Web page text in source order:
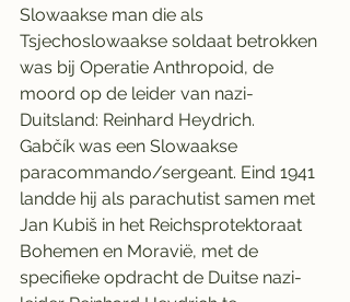
Slowaakse man die als
Tsjechoslowaakse soldaat betrokken
was bij Operatie Anthropoid, de
moord op de leider van nazi-
Duitsland: Reinhard Heydrich.
Gabčík was een Slowaakse
paracommando/sergeant. Eind 1941
landde hij als parachutist samen met
Jan Kubiš in het Reichsprotektoraat
Bohemen en Moravië, met de
specifieke opdracht de Duitse nazi-